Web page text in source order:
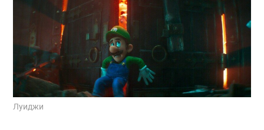
Луиджи